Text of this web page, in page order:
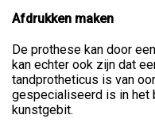
Afdrukken maken
De prothese kan door
kan echter ook zijn dat
tandprotheticus is van
gespecialiseerd is in het
kunstgebit.